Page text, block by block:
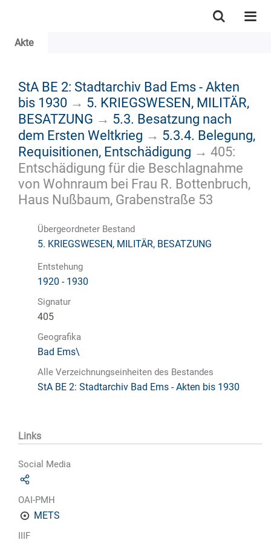
Akte
StA BE 2: Stadtarchiv Bad Ems - Akten
bis 1930 → 5. KRIEGSWESEN, MILITÄR,
BESATZUNG → 5.3. Besatzung nach
dem Ersten Weltkrieg → 5.3.4. Belegung,
Requisitionen, Entschädigung → 405:
Entschädigung für die Beschlagnahme
von Wohnraum bei Frau R. Bottenbruch,
Haus Nußbaum, Grabenstraße 53
Übergeordneter Bestand
5. KRIEGSWESEN, MILITÄR, BESATZUNG
Entstehung
1920 - 1930
Signatur
405
Geografika
Bad Ems\
Alle Verzeichnungseinheiten des Bestandes
StA BE 2: Stadtarchiv Bad Ems - Akten bis 1930
Links
Social Media
OAI-PMH
METS
IIIF